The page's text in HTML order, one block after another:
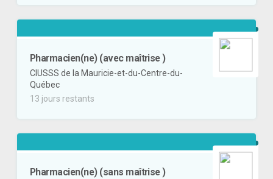
Pharmacien(ne) (avec maîtrise )
CIUSSS de la Mauricie-et-du-Centre-du-
Québec
13 jours restants
Pharmacien(ne) (sans maîtrise )